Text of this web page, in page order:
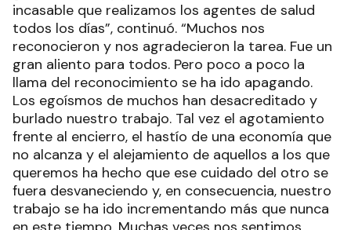
incasable que realizamos los agentes de salud
todos los días”, continuó. “Muchos nos
reconocieron y nos agradecieron la tarea. Fue un
gran aliento para todos. Pero poco a poco la
llama del reconocimiento se ha ido apagando.
Los egoísmos de muchos han desacreditado y
burlado nuestro trabajo. Tal vez el agotamiento
frente al encierro, el hastío de una economía que
no alcanza y el alejamiento de aquellos a los que
queremos ha hecho que ese cuidado del otro se
fuera desvaneciendo y, en consecuencia, nuestro
trabajo se ha ido incrementando más que nunca